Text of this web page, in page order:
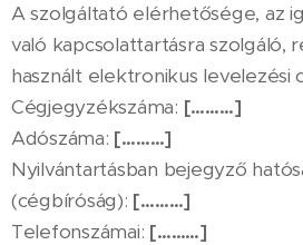
A szolgáltató elérhetősége, az
való kapcsolattartásra szolgáló,
használt elektronikus levelezési
Cégjegyzékszáma: [………]
Adószáma: [………]
Nyilvántartásban bejegyző
(cégbíróság): [………]
Telefonszámai: [………]